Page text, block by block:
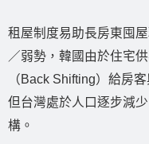
租屋制度易助長房東囤
／弱勢，韓國由於住宅
（Back Shifting）給房
但台灣處於人口逐步減
構。